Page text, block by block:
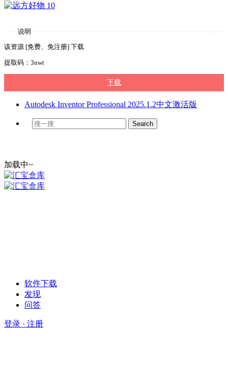
说明
该资源 [免费、免注册] 下载
提取码：3nwt
下载
Autodesk Inventor Professional 2025.1.2中文激活版
加载中~
软件下载
发现
问答
登录 · 注册